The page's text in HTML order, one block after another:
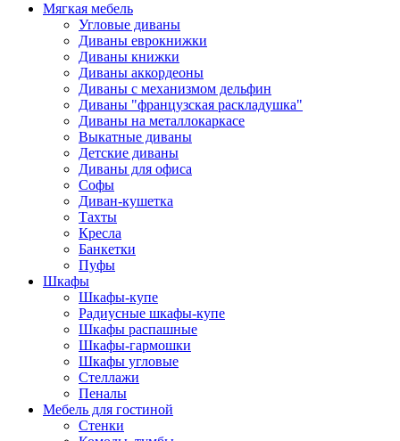
Мягкая мебель
Угловые диваны
Диваны еврокнижки
Диваны книжки
Диваны аккордеоны
Диваны с механизмом дельфин
Диваны "французская раскладушка"
Диваны на металлокаркасе
Выкатные диваны
Детские диваны
Диваны для офиса
Софы
Диван-кушетка
Тахты
Кресла
Банкетки
Пуфы
Шкафы
Шкафы-купе
Радиусные шкафы-купе
Шкафы распашные
Шкафы-гармошки
Шкафы угловые
Стеллажи
Пеналы
Мебель для гостиной
Стенки